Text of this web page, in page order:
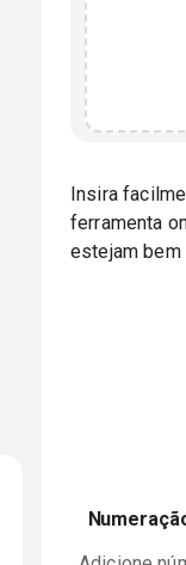
Insira
ferramenta
estejam